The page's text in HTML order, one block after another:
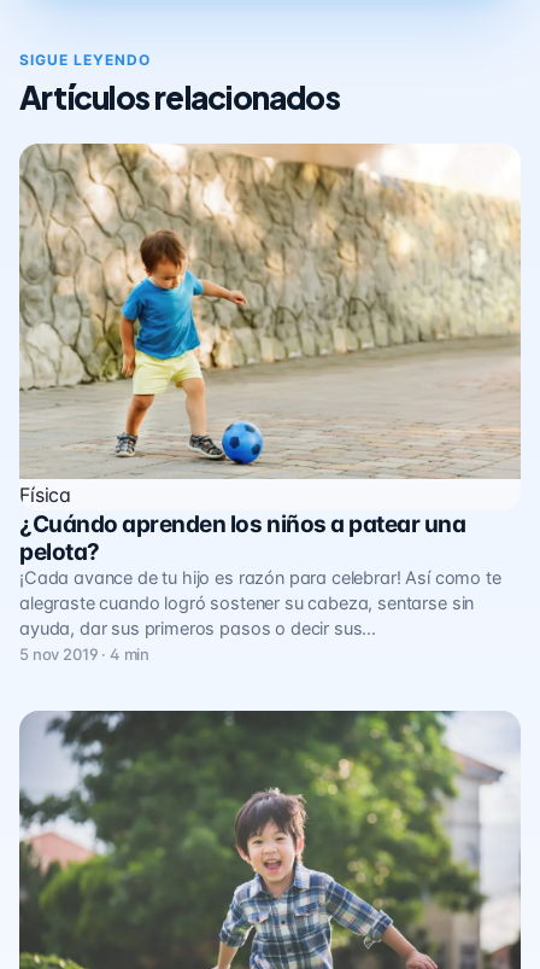
SIGUE LEYENDO
Artículos relacionados
Física
¿Cuándo aprenden los niños a patear una
pelota?
¡Cada avance de tu hijo es razón para celebrar! Así como te
alegraste cuando logró sostener su cabeza, sentarse sin
ayuda, dar sus primeros pasos o decir sus…
5 nov 2019 · 4 min